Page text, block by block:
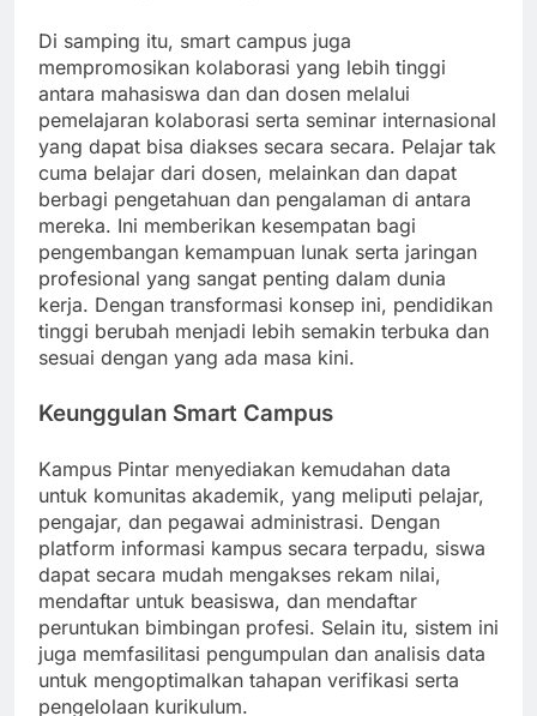
Di samping itu, smart campus juga
mempromosikan kolaborasi yang lebih tinggi
antara mahasiswa dan dan dosen melalui
pemelajaran kolaborasi serta seminar internasional
yang dapat bisa diakses secara secara. Pelajar tak
cuma belajar dari dosen, melainkan dan dapat
berbagi pengetahuan dan pengalaman di antara
mereka. Ini memberikan kesempatan bagi
pengembangan kemampuan lunak serta jaringan
profesional yang sangat penting dalam dunia
kerja. Dengan transformasi konsep ini, pendidikan
tinggi berubah menjadi lebih semakin terbuka dan
sesuai dengan yang ada masa kini.
Keunggulan Smart Campus
Kampus Pintar menyediakan kemudahan data
untuk komunitas akademik, yang meliputi pelajar,
pengajar, dan pegawai administrasi. Dengan
platform informasi kampus secara terpadu, siswa
dapat secara mudah mengakses rekam nilai,
mendaftar untuk beasiswa, dan mendaftar
peruntukan bimbingan profesi. Selain itu, sistem ini
juga memfasilitasi pengumpulan dan analisis data
untuk mengoptimalkan tahapan verifikasi serta
pengelolaan kurikulum.